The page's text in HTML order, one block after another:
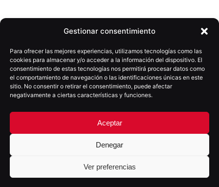
Gestionar consentimiento
Para ofrecer las mejores experiencias, utilizamos tecnologías como las
cookies para almacenar y/o acceder a la información del dispositivo. El
consentimiento de estas tecnologías nos permitirá procesar datos como
el comportamiento de navegación o las identificaciones únicas en este
sitio. No consentir o retirar el consentimiento, puede afectar
negativamente a ciertas características y funciones.
Aceptar
Denegar
Ver preferencias
Siguiente
¿Por qué es una mala idea no invertir en el diseño
web?